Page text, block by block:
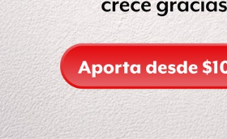
OCULTAR
Iniciar
Suscribete para